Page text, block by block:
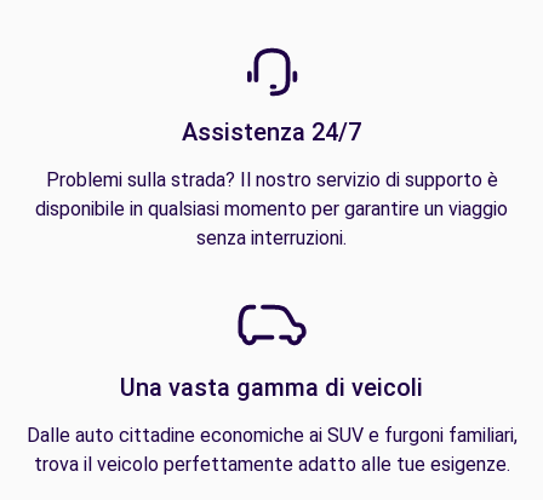
Assistenza 24/7
Problemi sulla strada? Il nostro servizio di supporto è
disponibile in qualsiasi momento per garantire un viaggio
senza interruzioni.
Una vasta gamma di veicoli
Dalle auto cittadine economiche ai SUV e furgoni familiari,
trova il veicolo perfettamente adatto alle tue esigenze.